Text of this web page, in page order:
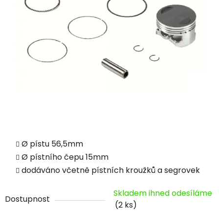
Ø pístu 56,5mm
Ø pístního čepu 15mm
dodáváno včetně pístních kroužků a segrovek
Dostupnost
Skladem ihned odesíláme
(2 ks)